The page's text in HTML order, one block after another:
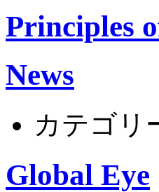
Principles
News
カテゴリ
Global Eye